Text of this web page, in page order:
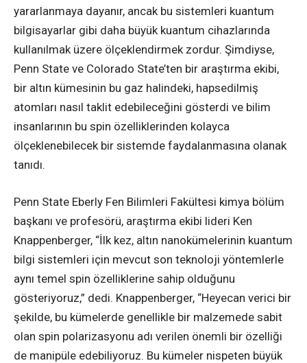
yararlanmaya dayanır, ancak bu sistemleri kuantum
bilgisayarlar gibi daha büyük kuantum cihazlarında
kullanılmak üzere ölçeklendirmek zordur. Şimdiyse,
Penn State ve Colorado State’ten bir araştırma ekibi,
bir altın kümesinin bu gaz halindeki, hapsedilmiş
atomları nasıl taklit edebileceğini gösterdi ve bilim
insanlarının bu spin özelliklerinden kolayca
ölçeklenebilecek bir sistemde faydalanmasına olanak
tanıdı.
Penn State Eberly Fen Bilimleri Fakültesi kimya bölüm
başkanı ve profesörü, araştırma ekibi lideri Ken
Knappenberger, “İlk kez, altın nanokümelerinin kuantum
bilgi sistemleri için mevcut son teknoloji yöntemlerle
aynı temel spin özelliklerine sahip olduğunu
gösteriyoruz,” dedi. Knappenberger, “Heyecan verici bir
şekilde, bu kümelerde genellikle bir malzemede sabit
olan spin polarizasyonu adı verilen önemli bir özelliği
de manipüle edebiliyoruz. Bu kümeler nispeten büyük